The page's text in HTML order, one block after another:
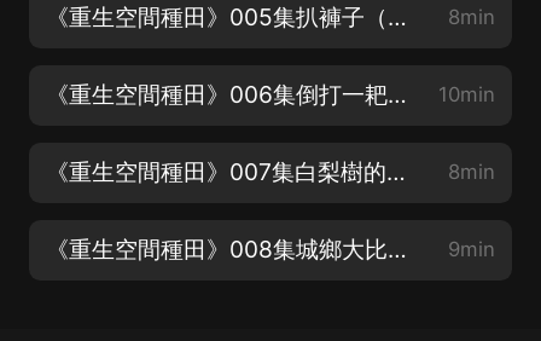
《重生空間種田》005集扒褲子（旁白：紅櫻桃） 8min
《重生空間種田》006集倒打一耙（村長：金華世界） 10min
《重生空間種田》007集白梨樹的秘密（伊巴爾：笙夜時間） 8min
《重生空間種田》008集城鄉大比拚（冶子媽：黑魚） 9min